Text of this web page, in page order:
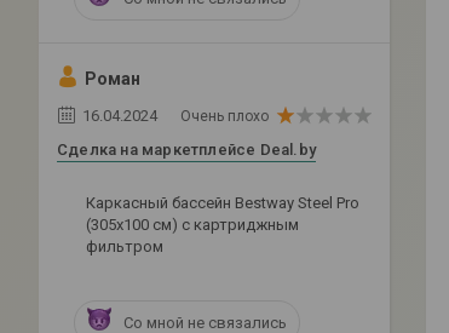
Роман
16.04.2024 Очень плохо
Сделка на маркетплейсе Deal.by
Каркасный бассейн Bestway Steel Pro
(305х100 см) с картриджным
фильтром
Со мной не связались